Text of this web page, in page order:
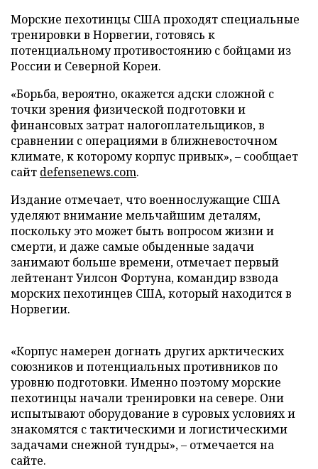
Морские пехотинцы США проходят специальные
тренировки в Норвегии, готовясь к
потенциальному противостоянию с бойцами из
России и Северной Кореи.
«Борьба, вероятно, окажется адски сложной с
точки зрения физической подготовки и
финансовых затрат налогоплательщиков, в
сравнении с операциями в ближневосточном
климате, к которому корпус привык», – сообщает
сайт defensenews.com.
Издание отмечает, что военнослужащие США
уделяют внимание мельчайшим деталям,
поскольку это может быть вопросом жизни и
смерти, и даже самые обыденные задачи
занимают больше времени, отмечает первый
лейтенант Уилсон Фортуна, командир взвода
морских пехотинцев США, который находится в
Норвегии.
«Корпус намерен догнать других арктических
союзников и потенциальных противников по
уровню подготовки. Именно поэтому морские
пехотинцы начали тренировки на севере. Они
испытывают оборудование в суровых условиях и
знакомятся с тактическими и логистическими
задачами снежной тундры», – отмечается на
сайте.